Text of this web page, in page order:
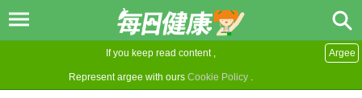
If you keep read content ,
Represent argee with ours Cookie Policy .
Argee